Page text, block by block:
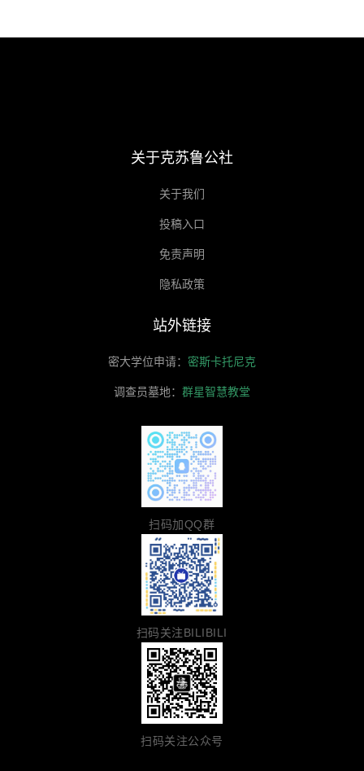
关于克苏鲁公社
关于我们
投稿入口
免责声明
隐私政策
站外链接
密大学位申请： 密斯卡托尼克
调查员墓地： 群星智慧教堂
扫码加QQ群
扫码关注BILIBILI
扫码关注公众号